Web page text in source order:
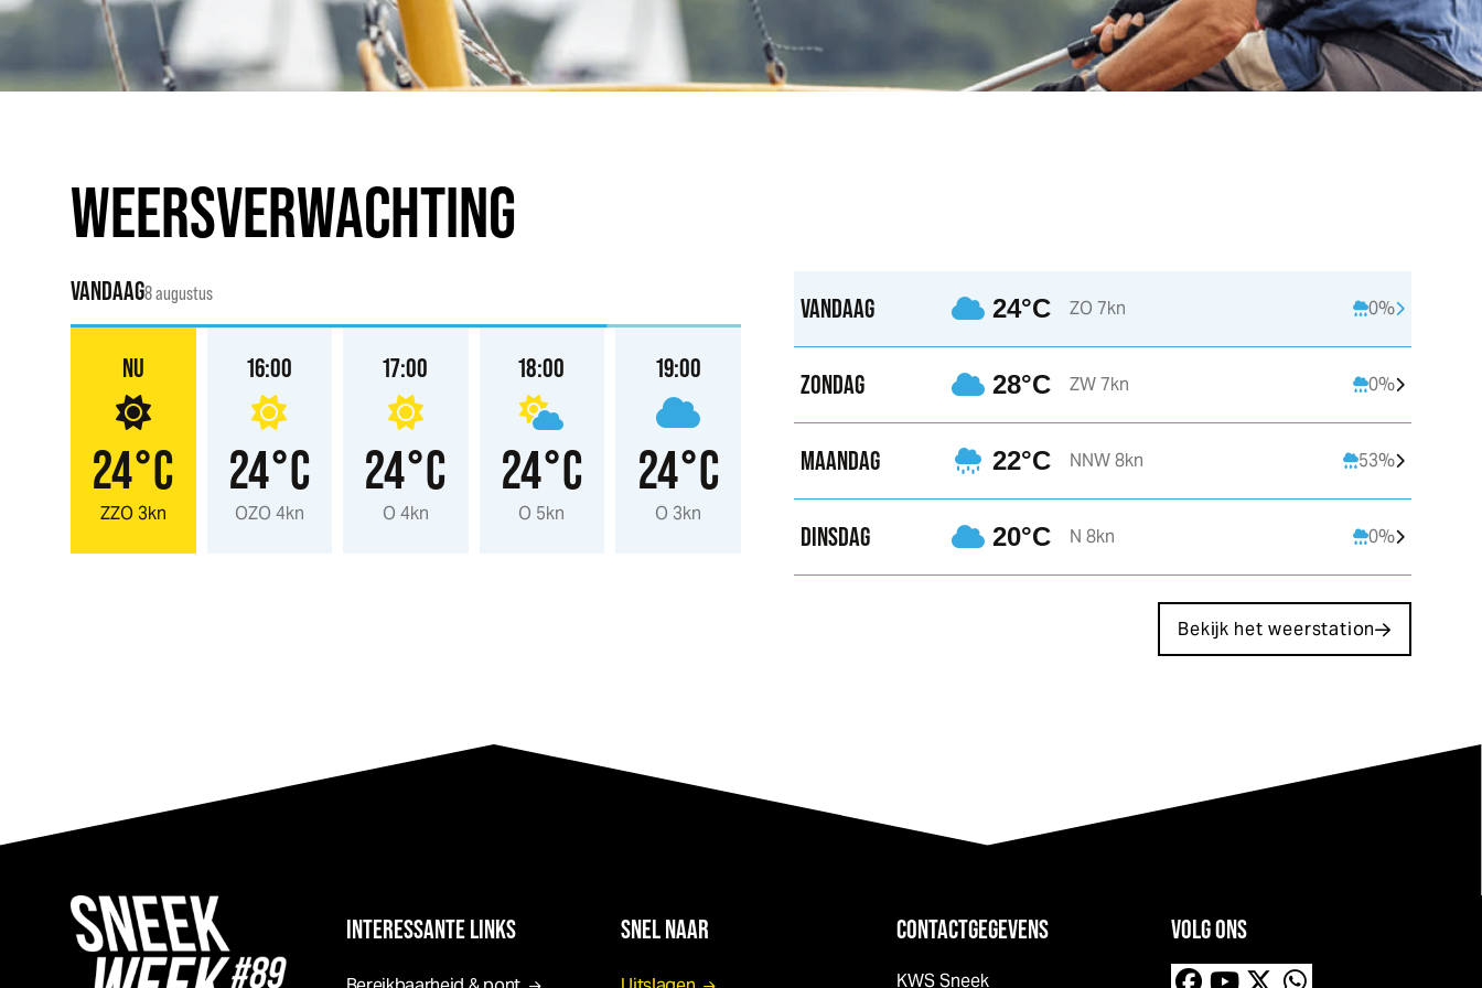
WEERSVERWACHTING
VANDAAG8 augustus
NU
24°C
ZZO 3kn
16:00
24°C
OZO 4kn
17:00
24°C
O 4kn
18:00
24°C
O 5kn
19:00
24°C
O 3kn
20:00
23°C
21:00
21°C 19°C
VANDAAG 24°C ZO 7kn 0%
ZONDAG 28°C ZW 7kn 0%
MAANDAG 22°C NNW 8kn 53%
DINSDAG 20°C N 8kn 0%
Bekijk het weerstation
INTERESSANTE LINKS SNEL NAAR CONTACTGEGEVENS
KWS Sneek
VOLG ONS